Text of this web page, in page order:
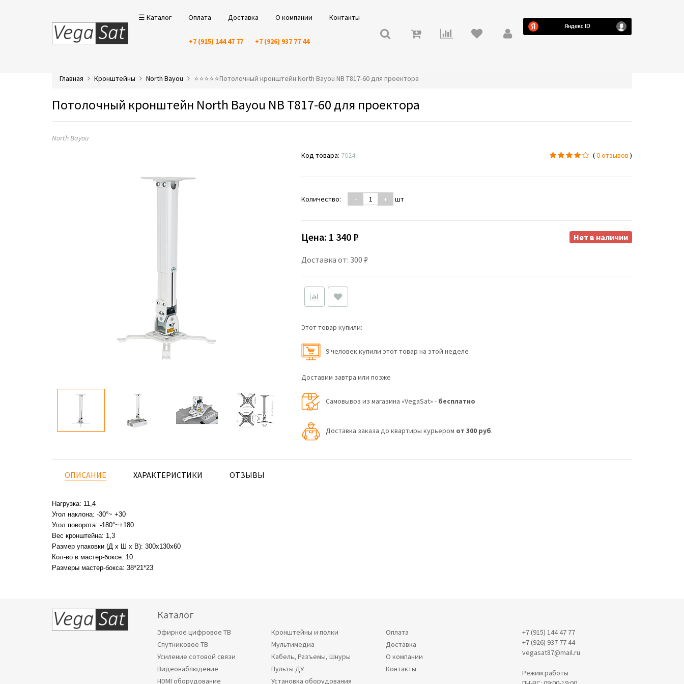
☰ Каталог Оплата Доставка О компании Контакты
+7 (915) 144 47 77 +7 (926) 937 77 44
Главная Кронштейны North Bayou ⭐️⭐️⭐️⭐️⭐️Потолочный кронштейн North Bayou NB T817-60 для проектора
Потолочный кронштейн North Bayou NB T817-60 для проектора
North Bayou
Код товара: 7024 (0 отзывов )
Количество: - + шт
Цена: 1 340 ₽
Доставка от: 300 ₽
Нет в наличии
Этот товар купили:
9 человек купили этот товар на этой неделе
Доставим завтра или позже
Самовывоз из магазина «VegaSat» - бесплатно
Доставка заказа до квартиры курьером от 300 руб.
ОПИСАНИЕ ХАРАКТЕРИСТИКИ ОТЗЫВЫ
Нагрузка: 11,4
Угол наклона: -30°~ +30
Угол поворота: -180°~+180
Вес кронштейна: 1,3
Размер упаковки (Д х Ш х В): 300х130х60
Кол-во в мастер-боксе: 10
Размеры мастер-бокса: 38*21*23
Каталог
Эфирное цифровое ТВ
Спутниковое ТВ
Усиление сотовой связи
Видеонаблюдение
HDMI оборудование
Кронштейны и полки
Мультимедиа
Кабель, Разъемы, Шнуры
Пульты ДУ
Установка оборудования
Оплата
Доставка
О компании
Контакты
+7 (915) 144 47 77
+7 (926) 937 77 44
vegasat87@mail.ru
Режим работы